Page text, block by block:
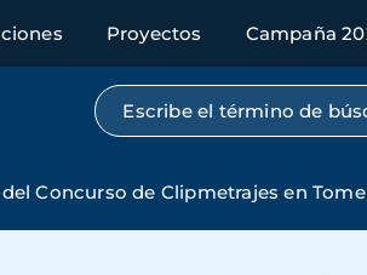
Proyectos Campaña
Búsqueda por texto
Concurso de Clipmetrajes en